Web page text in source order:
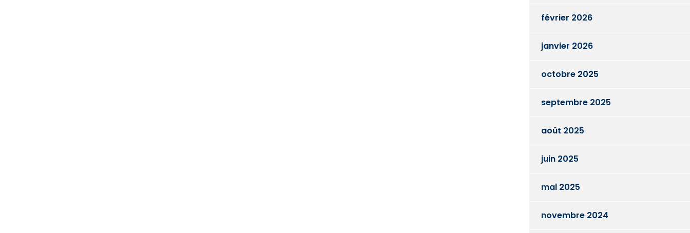
février 2026
janvier 2026
octobre 2025
septembre 2025
août 2025
juin 2025
mai 2025
novembre 2024